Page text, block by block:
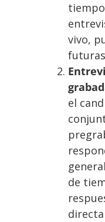
vivo,
el
de